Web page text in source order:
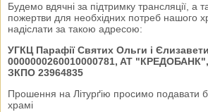
Будемо вдячні за підтримку трансляції, а
пожертви для необхідних потреб нашого
надіслати за такою адресою:
УГКЦ Парафії Святих Ольги і
0000000260010000781, AT
ЗКПО 23964835
Прошення на Літурґію просимо подавати
храмі